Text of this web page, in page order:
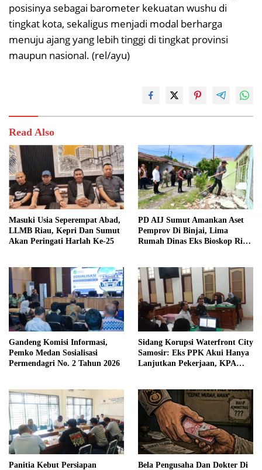
posisinya sebagai barometer kekuatan wushu di
tingkat kota, sekaligus menjadi modal berharga
menuju ajang yang lebih tinggi di tingkat provinsi
maupun nasional. (rel/ayu)
Read Also
Masuki Usia Seperempat Abad,
LLMB Riau, Kepri Dan Sumut
Akan Peringati Harlah Ke-25
PD AIJ Sumut Amankan Aset
Pemprov Di Binjai, Lima
Rumah Dinas Eks Bioskop Ria
Gandeng Komisi Informasi,
Pemko Medan Sosialisasi
Permendagri No. 2 Tahun 2026
Sidang Korupsi Waterfront City
Samosir: Eks PPK Akui Hanya
Lanjutkan Pekerjaan, KPA
Panitia Kebut Persiapan Bela Pengusaha Dan Dokter Di